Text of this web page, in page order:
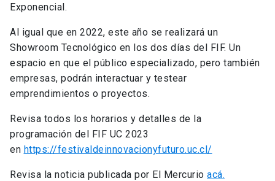
Exponencial.
Al igual que en 2022, este año se realizará un
Showroom Tecnológico en los dos días del FIF. Un
espacio en que el público especializado, pero también
empresas, podrán interactuar y testear
emprendimientos o proyectos.
Revisa todos los horarios y detalles de la
programación del FIF UC 2023
en https://festivaldeinnovacionyfuturo.uc.cl/
Revisa la noticia publicada por El Mercurio acá.